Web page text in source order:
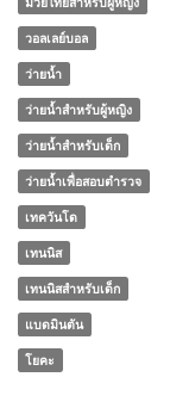
วอลเลย์บอล
ว่ายน้ำ
ว่ายน้ำสำหรับผู้หญิง
ว่ายน้ำสำหรับเด็ก
ว่ายน้ำเพื่อสอบตำรวจ
เทควันโด
เทนนิส
เทนนิสสำหรับเด็ก
แบดมินตัน
โยคะ